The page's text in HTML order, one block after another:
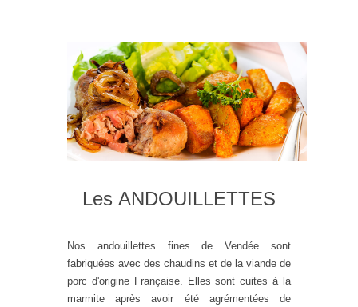
Les ANDOUILLETTES
Nos andouillettes fines de Vendée sont
fabriquées avec des chaudins et de la viande de
porc d'origine Française. Elles sont cuites à la
marmite après avoir été agrémentées de